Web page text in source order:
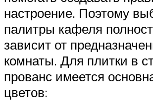
настроение. Поэтому
палитры кафеля
зависит от
комнаты. Для плитки в
прованс имеется
цветов: